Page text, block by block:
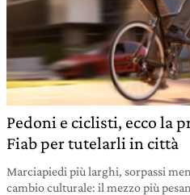
Pedoni e ciclisti, ecco la
Fiab per tutelarli in città
Marciapiedi più larghi, sorpassi
cambio culturale: il mezzo più